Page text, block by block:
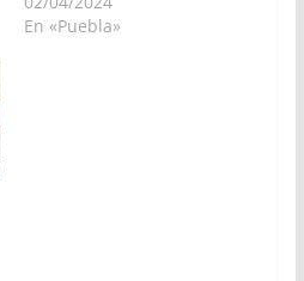
En «Puebla»